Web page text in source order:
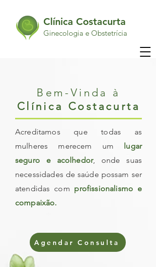
Clínica Costacurta
Ginecologia e Obstetrícia
Bem-Vinda à
Clínica Costacurta
Acreditamos que todas as
mulheres merecem um lugar
seguro e acolhedor, onde suas
necessidades de saúde possam ser
atendidas com profissionalismo e
compaixão.
Agendar Consulta